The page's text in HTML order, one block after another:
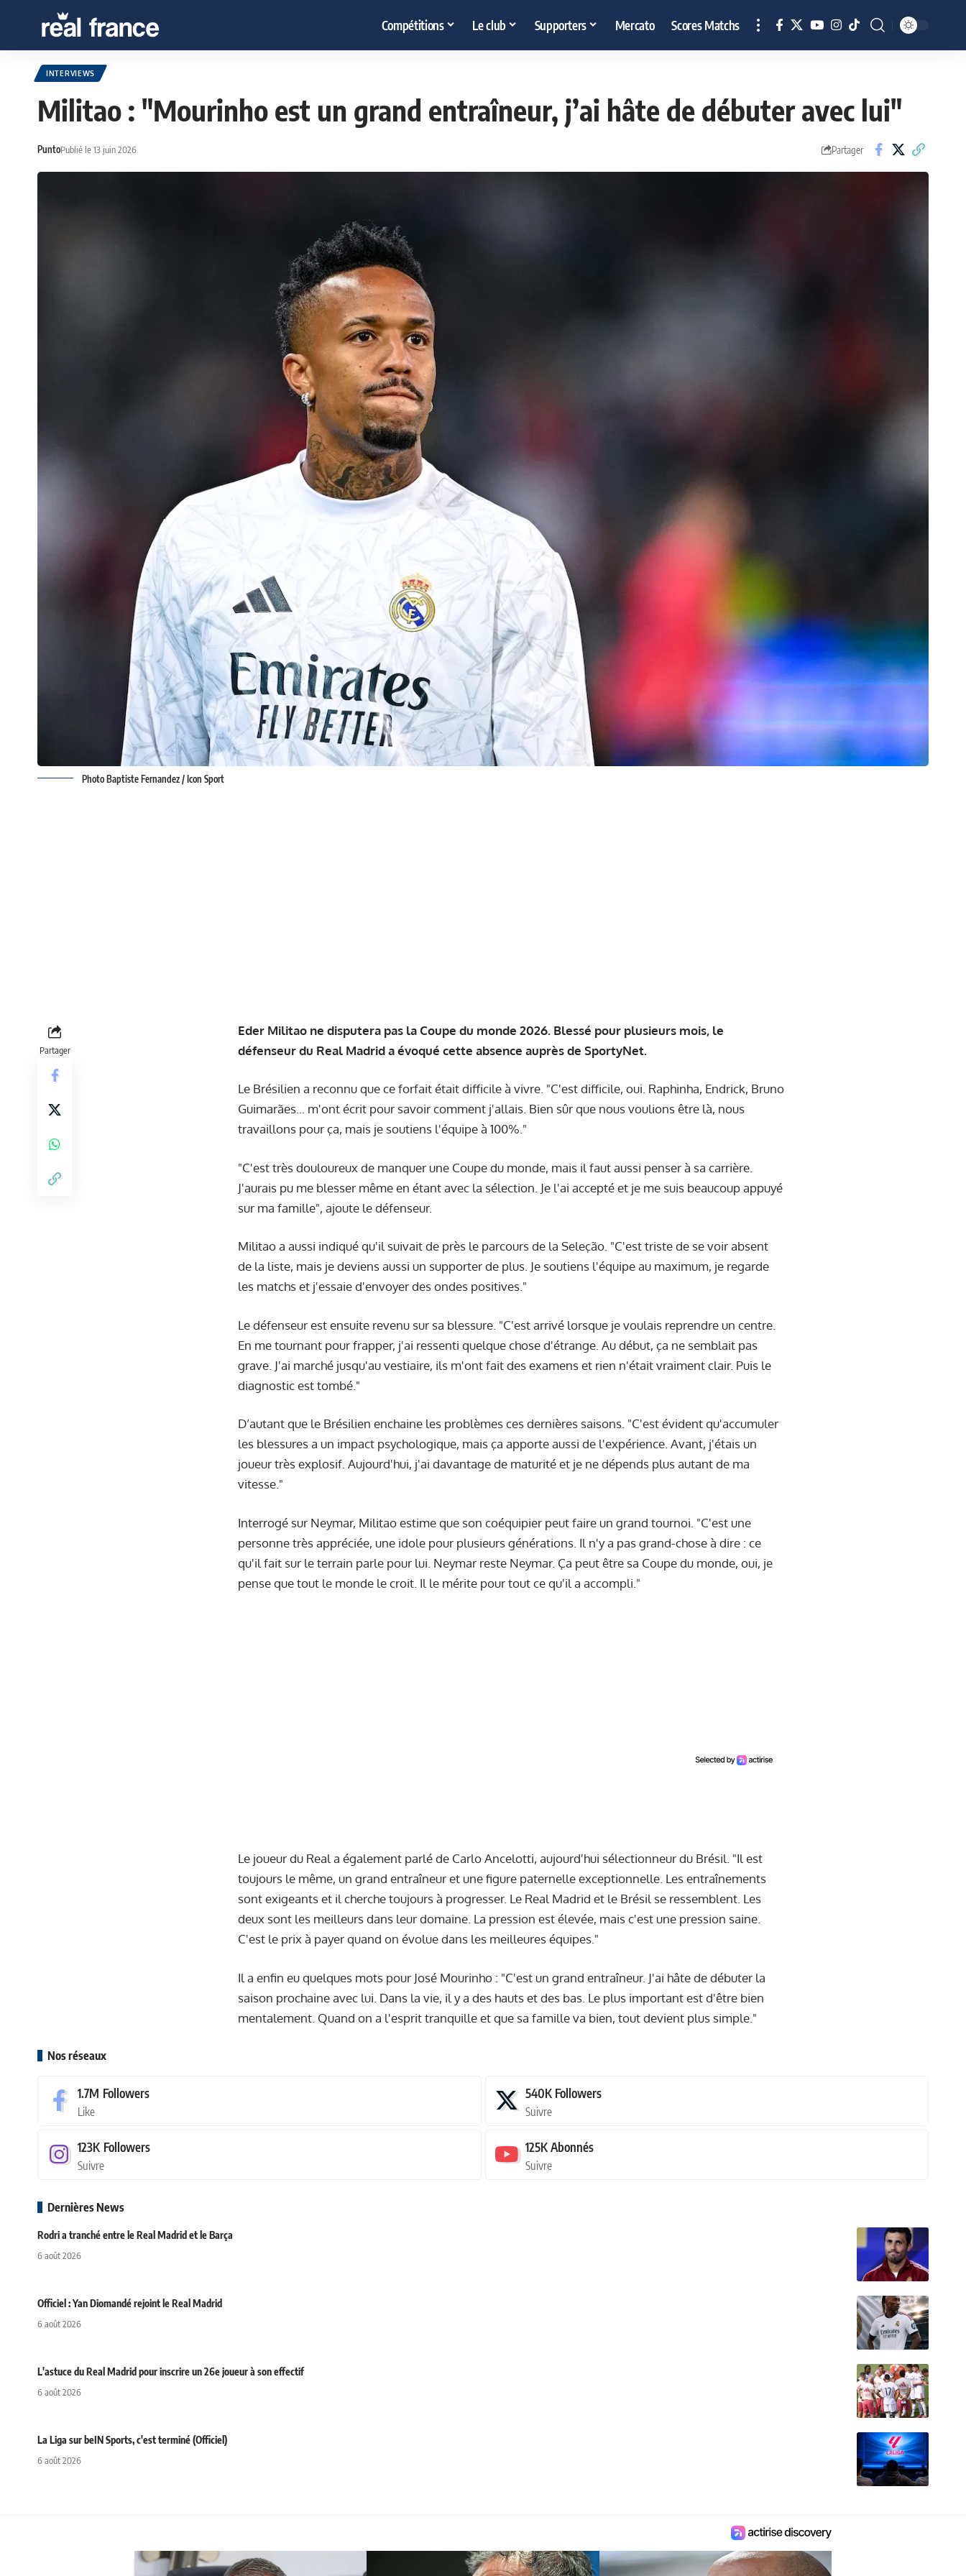
Compétitions Le club Supporters Mercato Scores Matchs
INTERVIEWS
Militao : "Mourinho est un grand entraîneur, j’ai hâte de débuter avec lui"
PuntoPublié le 13 juin 2026 Partager
Photo Baptiste Fernandez / Icon Sport
Partager
Eder Militao ne disputera pas la Coupe du monde 2026. Blessé pour plusieurs mois, le
défenseur du Real Madrid a évoqué cette absence auprès de SportyNet.
Le Brésilien a reconnu que ce forfait était difficile à vivre. "C'est difficile, oui. Raphinha, Endrick, Bruno
Guimarães... m'ont écrit pour savoir comment j'allais. Bien sûr que nous voulions être là, nous
travaillons pour ça, mais je soutiens l'équipe à 100%."
"C'est très douloureux de manquer une Coupe du monde, mais il faut aussi penser à sa carrière.
J'aurais pu me blesser même en étant avec la sélection. Je l'ai accepté et je me suis beaucoup appuyé
sur ma famille", ajoute le défenseur.
Militao a aussi indiqué qu'il suivait de près le parcours de la Seleção. "C'est triste de se voir absent
de la liste, mais je deviens aussi un supporter de plus. Je soutiens l'équipe au maximum, je regarde
les matchs et j'essaie d'envoyer des ondes positives."
Le défenseur est ensuite revenu sur sa blessure. "C'est arrivé lorsque je voulais reprendre un centre.
En me tournant pour frapper, j'ai ressenti quelque chose d'étrange. Au début, ça ne semblait pas
grave. J'ai marché jusqu'au vestiaire, ils m'ont fait des examens et rien n'était vraiment clair. Puis le
diagnostic est tombé."
D’autant que le Brésilien enchaine les problèmes ces dernières saisons. "C'est évident qu'accumuler
les blessures a un impact psychologique, mais ça apporte aussi de l'expérience. Avant, j'étais un
joueur très explosif. Aujourd'hui, j'ai davantage de maturité et je ne dépends plus autant de ma
vitesse."
Interrogé sur Neymar, Militao estime que son coéquipier peut faire un grand tournoi. "C'est une
personne très appréciée, une idole pour plusieurs générations. Il n'y a pas grand-chose à dire : ce
qu'il fait sur le terrain parle pour lui. Neymar reste Neymar. Ça peut être sa Coupe du monde, oui, je
pense que tout le monde le croit. Il le mérite pour tout ce qu'il a accompli."
Le joueur du Real a également parlé de Carlo Ancelotti, aujourd'hui sélectionneur du Brésil. "Il est
toujours le même, un grand entraîneur et une figure paternelle exceptionnelle. Les entraînements
sont exigeants et il cherche toujours à progresser. Le Real Madrid et le Brésil se ressemblent. Les
deux sont les meilleurs dans leur domaine. La pression est élevée, mais c'est une pression saine.
C'est le prix à payer quand on évolue dans les meilleures équipes."
Il a enfin eu quelques mots pour José Mourinho : "C'est un grand entraîneur. J'ai hâte de débuter la
saison prochaine avec lui. Dans la vie, il y a des hauts et des bas. Le plus important est d'être bien
mentalement. Quand on a l'esprit tranquille et que sa famille va bien, tout devient plus simple."
Nos réseaux
1.7M Followers
Like
540K Followers
Suivre
123K Followers
Suivre
125KAbonnés
Suivre
Dernières News
Rodri a tranché entre le Real Madrid et le Barça
6 août 2026
Officiel : Yan Diomandé rejoint le Real Madrid
6 août 2026
L'astuce du Real Madrid pour inscrire un 26e joueur à son effectif
6 août 2026
La Liga sur beIN Sports, c'est terminé (Officiel)
6 août 2026